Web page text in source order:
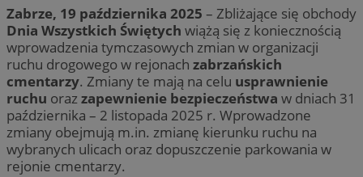
Zabrze, 19 października 2025 – Zbliżające się obchody
Dnia Wszystkich Świętych wiążą się z koniecznością
wprowadzenia tymczasowych zmian w organizacji
ruchu drogowego w rejonach zabrzańskich
cmentarzy. Zmiany te mają na celu usprawnienie
ruchu orazzapewnienie bezpieczeństwa w dniach 31
października – 2 listopada 2025 r. Wprowadzone
zmiany obejmują m.in. zmianę kierunku ruchu na
wybranych ulicach oraz dopuszczenie parkowania w
rejonie cmentarzy.